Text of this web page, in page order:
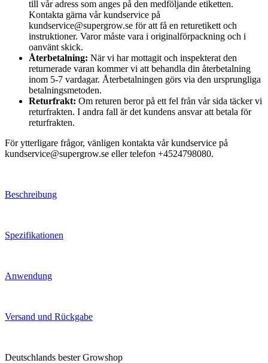
till vår adress som anges på den medföljande etiketten.
Kontakta gärna vår kundservice på
kundservice@supergrow.se för att få en returetikett och
instruktioner. Varor måste vara i originalförpackning och i
oanvänt skick.
Återbetalning: När vi har mottagit och inspekterat den
returnerade varan kommer vi att behandla din återbetalning
inom 5-7 vardagar. Återbetalningen görs via den ursprungliga
betalningsmetoden.
Returfrakt: Om returen beror på ett fel från vår sida täcker vi
returfrakten. I andra fall är det kundens ansvar att betala för
returfrakten.
För ytterligare frågor, vänligen kontakta vår kundservice på
kundservice@supergrow.se eller telefon +4524798080.
Beschreibung
Spezifikationen
Anwendung
Versand und Rückgabe
Deutschlands bester Growshop